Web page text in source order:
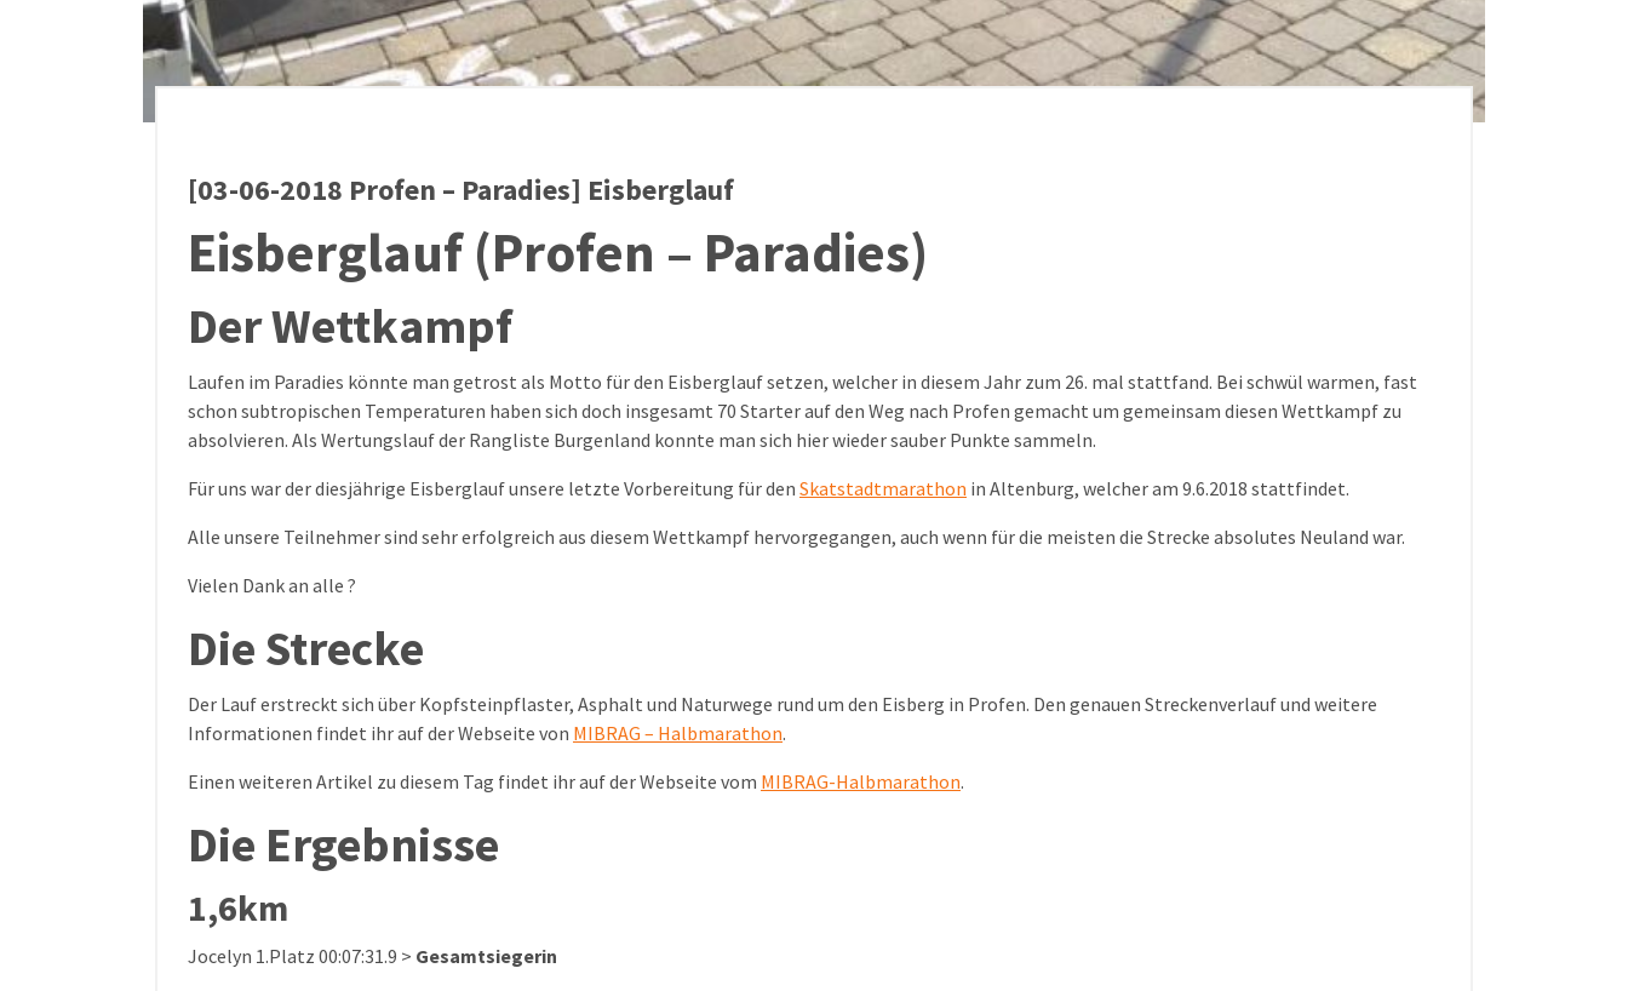
[03-06-2018 Profen – Paradies] Eisberglauf
Eisberglauf (Profen – Paradies)
Der Wettkampf
Laufen im Paradies könnte man getrost als Motto für den Eisberglauf setzen, welcher in diesem Jahr zum 26. mal stattfand. Bei schwül warmen, fast
schon subtropischen Temperaturen haben sich doch insgesamt 70 Starter auf den Weg nach Profen gemacht um gemeinsam diesen Wettkampf zu
absolvieren. Als Wertungslauf der Rangliste Burgenland konnte man sich hier wieder sauber Punkte sammeln.
Für uns war der diesjährige Eisberglauf unsere letzte Vorbereitung für den Skatstadtmarathon in Altenburg, welcher am 9.6.2018 stattfindet.
Alle unsere Teilnehmer sind sehr erfolgreich aus diesem Wettkampf hervorgegangen, auch wenn für die meisten die Strecke absolutes Neuland war.
Vielen Dank an alle ?
Die Strecke
Der Lauf erstreckt sich über Kopfsteinpflaster, Asphalt und Naturwege rund um den Eisberg in Profen. Den genauen Streckenverlauf und weitere
Informationen findet ihr auf der Webseite von MIBRAG – Halbmarathon.
Einen weiteren Artikel zu diesem Tag findet ihr auf der Webseite vom MIBRAG-Halbmarathon.
Die Ergebnisse
1,6km
Jocelyn 1.Platz 00:07:31.9 > Gesamtsiegerin